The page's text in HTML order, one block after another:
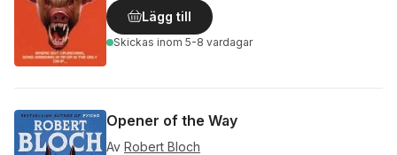
Lägg till
Skickas inom 5-8 vardagar
Opener of the Way
Av Robert Bloch